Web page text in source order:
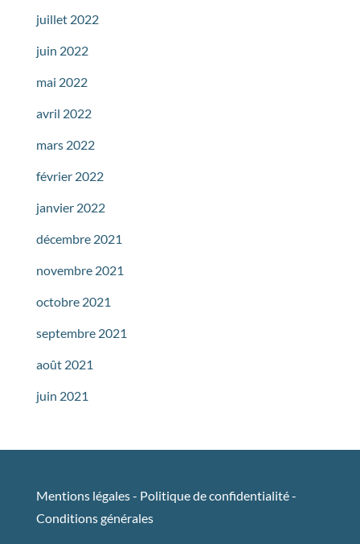
juillet 2022
juin 2022
mai 2022
avril 2022
mars 2022
février 2022
janvier 2022
décembre 2021
novembre 2021
octobre 2021
septembre 2021
août 2021
juin 2021
Mentions légales- Politique de confidentialité-
Conditions générales